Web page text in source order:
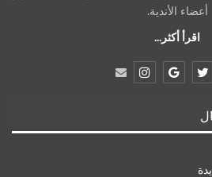
أعضاء الأندية.
اقرأ أكثر...